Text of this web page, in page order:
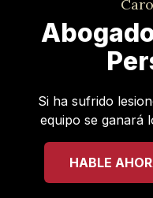
Si ha sufrido
equipo se ganará
HABLE